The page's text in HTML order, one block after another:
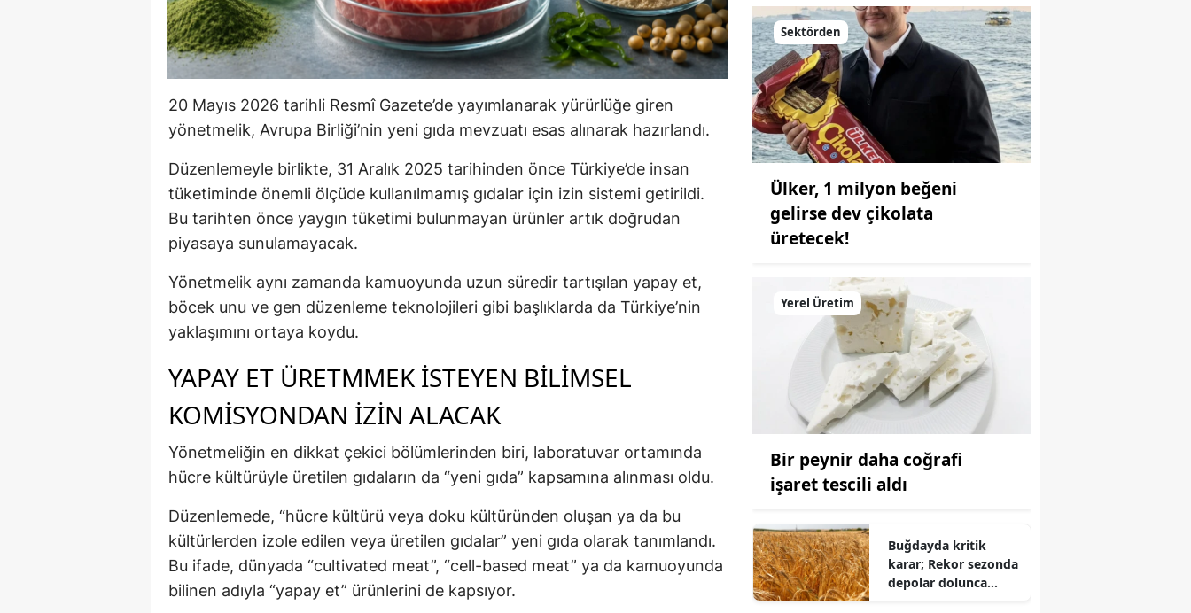
20 Mayıs 2026 tarihli Resmî Gazete’de yayımlanarak yürürlüğe giren
yönetmelik, Avrupa Birliği’nin yeni gıda mevzuatı esas alınarak hazırlandı.
Düzenlemeyle birlikte, 31 Aralık 2025 tarihinden önce Türkiye’de insan
tüketiminde önemli ölçüde kullanılmamış gıdalar için izin sistemi getirildi.
Bu tarihten önce yaygın tüketimi bulunmayan ürünler artık doğrudan
piyasaya sunulamayacak.
Yönetmelik aynı zamanda kamuoyunda uzun süredir tartışılan yapay et,
böcek unu ve gen düzenleme teknolojileri gibi başlıklarda da Türkiye’nin
yaklaşımını ortaya koydu.
YAPAY ET ÜRETMMEK İSTEYEN BİLİMSEL
KOMİSYONDAN İZİN ALACAK
Yönetmeliğin en dikkat çekici bölümlerinden biri, laboratuvar ortamında
hücre kültürüyle üretilen gıdaların da “yeni gıda” kapsamına alınması oldu.
Düzenlemede, “hücre kültürü veya doku kültüründen oluşan ya da bu
kültürlerden izole edilen veya üretilen gıdalar” yeni gıda olarak tanımlandı.
Bu ifade, dünyada “cultivated meat”, “cell-based meat” ya da kamuoyunda
bilinen adıyla “yapay et” ürünlerini de kapsıyor.
Sektörden
Ülker, 1 milyon beğeni
gelirse dev çikolata
üretecek!
Yerel Üretim
Bir peynir daha coğrafi
işaret tescili aldı
Buğdayda kritik
karar; Rekor sezonda
depolar dolunca